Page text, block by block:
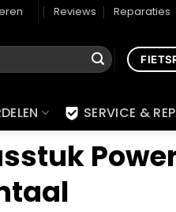
Reviews Reparaties
SERVICE &